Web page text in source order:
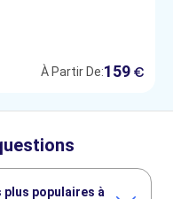
À Partir De:159 €
plus populaires à